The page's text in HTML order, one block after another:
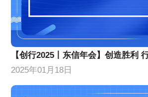
【创行2025丨东信年会】创造胜利
2025年01月18日